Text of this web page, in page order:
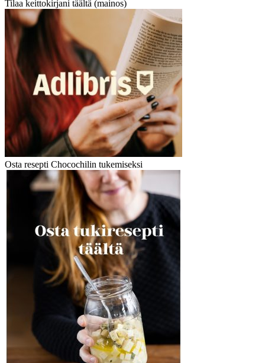
Tilaa keittokirjani täältä (mainos)
Osta resepti Chocochilin tukemiseksi